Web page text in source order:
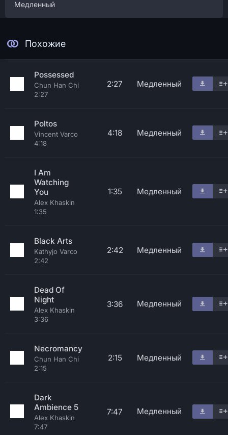
Медленный
Похожие
Possessed
Chun Han Chi
2:27
2:27 Медленный
Poltos
Vincent Varco
4:18
4:18 Медленный
I Am
Watching
You
Alex Khaskin
1:35
1:35 Медленный
Black Arts
Kathyjo Varco
2:42
2:42 Медленный
Dead Of
Night
Alex Khaskin
3:36
3:36 Медленный
Necromancy
Chun Han Chi
2:15
2:15 Медленный
Dark
Ambience 5
Alex Khaskin
7:47
7:47 Медленный